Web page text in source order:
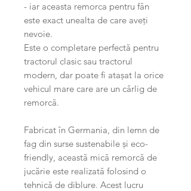
- iar aceasta remorca pentru fân
este exact unealta de care aveți
nevoie.
Este o completare perfectă pentru
tractorul clasic sau tractorul
modern, dar poate fi atașat la orice
vehicul mare care are un cârlig de
remorcă.
Fabricat în Germania, din lemn de
fag din surse sustenabile și eco-
friendly, această mică remorcă de
jucărie este realizată folosind o
tehnică de diblure. Acest lucru